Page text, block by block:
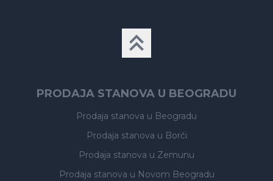
PRODAJA STANOVA U BEOGRADU
Prodaja stanova u Beogradu
Prodaja stanova u Borči
Prodaja stanova u Zemunu
Prodaja stanova u Novom Beogradu